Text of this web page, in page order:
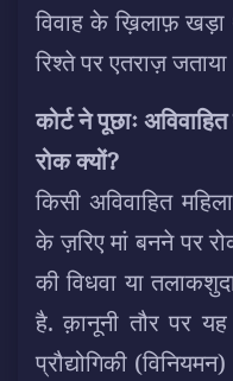
विवाह के ख़िलाफ़
रिश्ते पर एतराज़ जताया
कोर्ट ने पूछाः
रोक क्यों?
किसी अविवाहित
के ज़रिए मां बनने पर
की विधवा या
है. क़ानूनी तौर पर
प्रौद्योगिकी